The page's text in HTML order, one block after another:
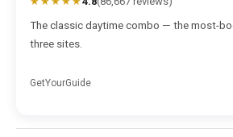
The classic daytime combo — the most-
three sites.
GetYourGuide